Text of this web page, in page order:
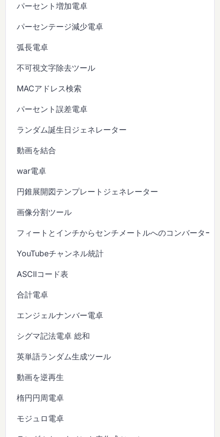
パーセント増加電卓
パーセンテージ減少電卓
弧長電卓
不可視文字除去ツール
MACアドレス検索
パーセント誤差電卓
ランダム誕生日ジェネレーター
動画を結合
war電卓
円錐展開図テンプレートジェネレーター
画像分割ツール
フィートとインチからセンチメートルへのコンバーター
YouTubeチャンネル統計
ASCIIコード表
合計電卓
エンジェルナンバー電卓
シグマ記法電卓 総和
英単語ランダム生成ツール
動画を逆再生
楕円円周電卓
モジュロ電卓